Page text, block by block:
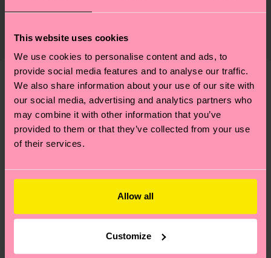
This website uses cookies
We use cookies to personalise content and ads, to
provide social media features and to analyse our traffic.
We also share information about your use of our site with
our social media, advertising and analytics partners who
may combine it with other information that you’ve
provided to them or that they’ve collected from your use
of their services.
Allow all
Customize
Zertifizierungen – es geht auch um eine ethische
richtige Pflege von Socken und VIELES MEHR!
Weitere Informationen sowie Tipps und Tricks
findest du auf unsererNachhaltigkeitsseite.
ab und unsere länderspezifische Versandübersicht
findest duhier . Die Lieferzeit beginnt sobald
deine Bestellung versandt wurde. Bitte bedenke,
dass es sich hierbei um einen Richtwert handelt
und die genaue Lieferzeit von der lokalen Post in
deinem Land abhängt.
Du hast Fragen zu einer Retoure? In unserem
am häufigsten gestellten Fragen.
Neuheit